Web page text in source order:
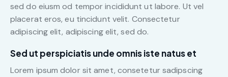
sed do eiusm od tempor incididunt ut labore. Ut vel
placerat eros, eu tincidunt velit. Consectetur
adipiscing elit, adipiscing elit, sed do.
Sed ut perspiciatis unde omnis iste natus et
Lorem ipsum dolor sit amet, consetetur sadipscing